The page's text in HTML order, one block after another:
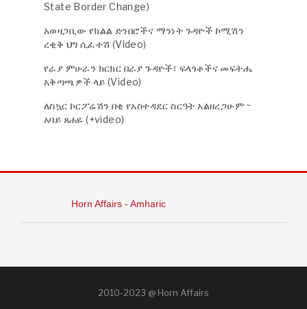
State Border Change)
አወዛጋቢው የክልል ድንበሮችና ማንነት ጉዳዮች ኮሚሽን
ረቂቅ ህግ ሲፈተሽ (Video)
የራያ ምሁራን ክርክር በራያ ጉዳዮች፣ ፍላጎቶችና መፍትሔ
አቅጣጫዎች ላይ (Video)
ለስኳር ኮርፖሬሽን በቂ የአስተዳደር ስርዓት አልዘረጋሁም ~
አባይ ጸሐዬ (+video)
Horn Affairs - Amharic
2010-2023 @ Horn Affairs